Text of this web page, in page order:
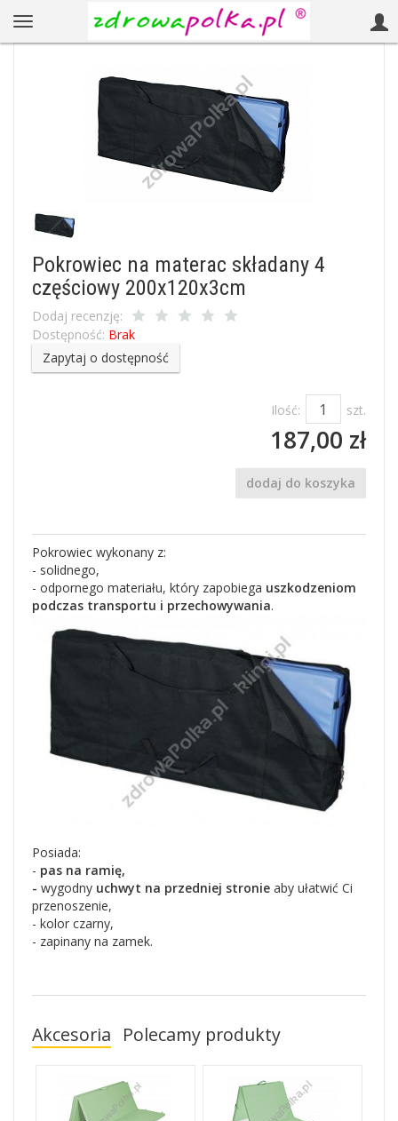
Pokrowiec na materac składany 4
częściowy 200x120x3cm
Dodaj recenzję:
Dostępność: Brak
Zapytaj o dostępność
Ilość: szt.
187,00 zł
dodaj do koszyka
Pokrowiec wykonany z:
- solidnego,
- odpornego materiału, który zapobiega uszkodzeniom
podczas transportu i przechowywania.
Posiada:
- pas na ramię,
- wygodny uchwyt na przedniej stronie aby ułatwić Ci
przenoszenie,
- kolor czarny,
- zapinany na zamek.
Akcesoria Polecamy produkty